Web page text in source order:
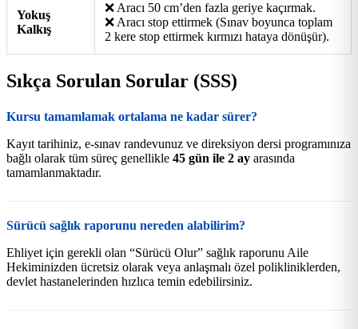
Yokuş
Kalkış
❌ Aracı 50 cm’den fazla geriye kaçırmak.
❌ Aracı stop ettirmek (Sınav boyunca toplam
2 kere stop ettirmek kırmızı hataya dönüşür).
Sıkça Sorulan Sorular (SSS)
Kursu tamamlamak ortalama ne kadar sürer?
Kayıt tarihiniz, e-sınav randevunuz ve direksiyon dersi programınıza
bağlı olarak tüm süreç genellikle 45 gün ile 2 ay arasında
tamamlanmaktadır.
Sürücü sağlık raporunu nereden alabilirim?
Ehliyet için gerekli olan “Sürücü Olur” sağlık raporunu Aile
Hekiminizden ücretsiz olarak veya anlaşmalı özel polikliniklerden,
devlet hastanelerinden hızlıca temin edebilirsiniz.